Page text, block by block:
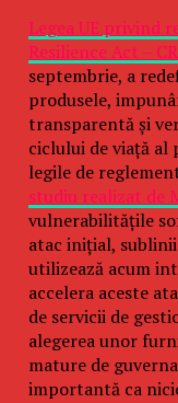
Legea UE privind
Resilience Act –
septembrie, a
produsele,
transparentă și
ciclului de viață al
legile de
studiu realizat de
vulnerabilitățile
atac inițial,
utilizează acum
accelera aceste
de servicii de
alegerea unor
mature de
importantă ca